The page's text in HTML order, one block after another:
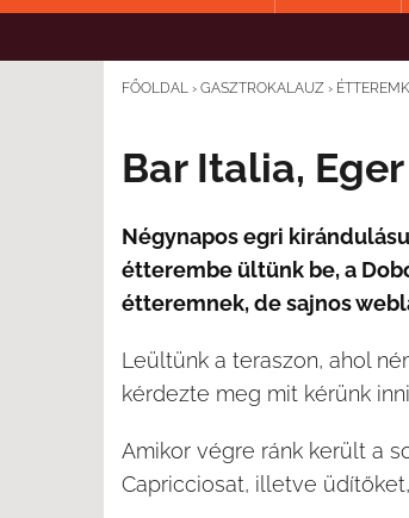
FŐOLDAL › GASZTROKALAUZ ›
Bar Italia, Eger
Négynapos egri
étterembe ültünk be, a
étteremnek, de sajnos
Leültünk a teraszon, ahol
kérdezte meg mit kérünk
Amikor végre ránk került a
Capricciosat, illetve